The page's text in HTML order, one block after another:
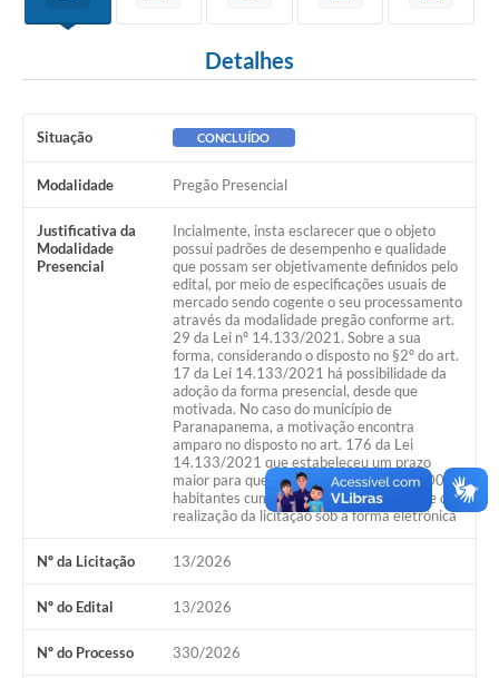
Serviços Online
Diário Oficial
Editais
Secretarias
A Nossa Cidade
Detalhes
Situação CONCLUÍDO
Modalidade Pregão Presencial
Justificativa da
Modalidade
Presencial
Incialmente, insta esclarecer que o objeto
possui padrões de desempenho e qualidade
que possam ser objetivamente definidos pelo
edital, por meio de especificações usuais de
mercado sendo cogente o seu processamento
através da modalidade pregão conforme art.
29 da Lei nº 14.133/2021. Sobre a sua
forma, considerando o disposto no §2º do art.
17 da Lei 14.133/2021 há possibilidade da
adoção da forma presencial, desde que
motivada. No caso do município de
Paranapanema, a motivação encontra
amparo no disposto no art. 176 da Lei
14.133/2021 que estabeleceu um prazo
maior para que municípios com até 20.000
habitantes cumprissem a obrigatoriedade de
realização da licitação sob a forma eletrônica
Nº da Licitação 13/2026
Nº do Edital 13/2026
Nº do Processo 330/2026